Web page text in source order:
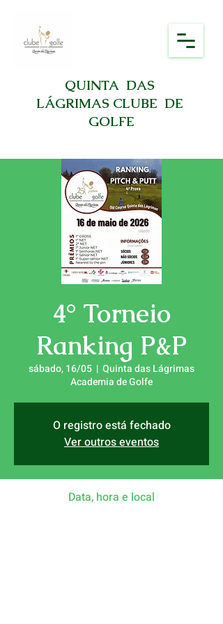
QUINTA DAS
LÁGRIMAS CLUBE DE
GOLFE
4° Torneio
Ranking P&P
sábado, 16/05
  |
Quinta das Lágrimas
Academia de Golfe
O registro está fechado
Ver outros eventos
Data, hora e local